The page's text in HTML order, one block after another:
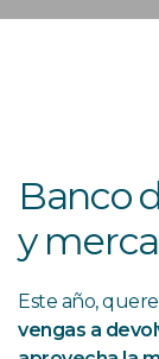
Banco
y
Este año,
vengas a